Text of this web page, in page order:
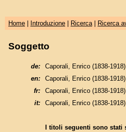
Home| Introduzione| Ricerca| Ricerca
Soggetto
de:
Caporali, Enrico (1838-1918)
en:
Caporali, Enrico (1838-1918)
fr:
Caporali, Enrico (1838-1918)
it:
Caporali, Enrico (1838-1918)
I titoli seguenti sono